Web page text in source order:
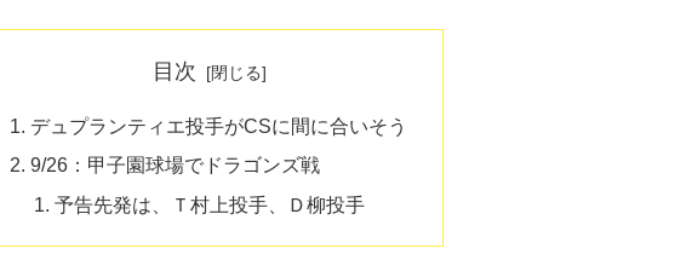
目次
デュプランティエ投手がCSに間に合いそう
9/26：甲子園球場でドラゴンズ戦
予告先発は、Ｔ村上投手、Ｄ柳投手